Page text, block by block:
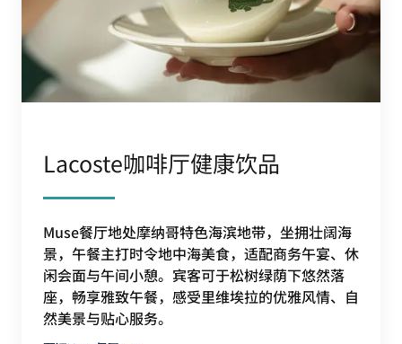
Lacoste咖啡厅健康饮品
Muse餐厅地处摩纳哥特色海滨地带，坐拥壮阔海
景，午餐主打时令地中海美食，适配商务午宴、休
闲会面与午间小憩。宾客可于松树绿荫下悠然落
座，畅享雅致午餐，感受里维埃拉的优雅风情、自
然美景与贴心服务。